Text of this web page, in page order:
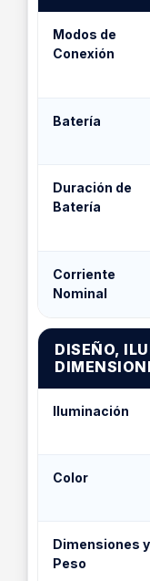
Modos de
Conexión
Batería
Duración de
Batería
Corriente
Nominal
DISEÑO,
Iluminación
Color
Dimensiones y
Peso